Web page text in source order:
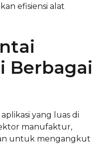
efisiensi alat
Berbagai
yang luas di
manufaktur,
untuk mengangkut